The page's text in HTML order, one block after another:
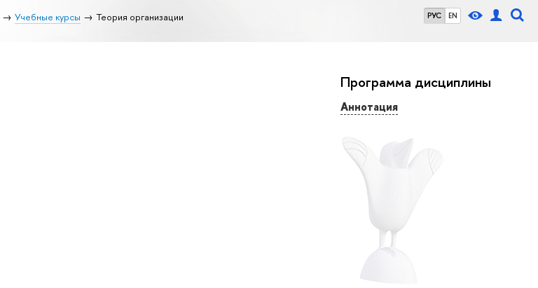
РУС EN
Учебные курсы Теория организации
Программа дисциплины
Аннотация